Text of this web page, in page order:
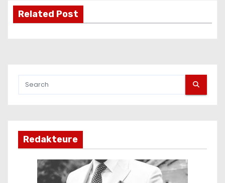
Related Post
Redakteure